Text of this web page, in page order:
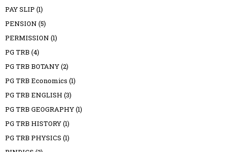
PAY SLIP (1)
PENSION (5)
PERMISSION (1)
PG TRB (4)
PG TRB BOTANY(2)
PG TRB Economics (1)
PG TRB ENGLISH (3)
PG TRB GEOGRAPHY(1)
PG TRB HISTORY(1)
PG TRB PHYSICS (1)